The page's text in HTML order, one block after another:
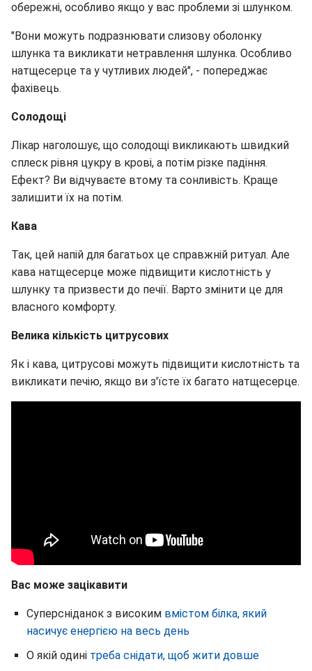
обережні, особливо якщо у вас проблеми зі шлунком.
"Вони можуть подразнювати слизову оболонку
шлунка та викликати нетравлення шлунка. Особливо
натщесерце та у чутливих людей", - попереджає
фахівець.
Солодощі
Лікар наголошує, що солодощі викликають швидкий
сплеск рівня цукру в крові, а потім різке падіння.
Ефект? Ви відчуваєте втому та сонливість. Краще
залишити їх на потім.
Кава
Так, цей напій для багатьох це справжній ритуал. Але
кава натщесерце може підвищити кислотність у
шлунку та призвести до печії. Варто змінити це для
власного комфорту.
Велика кількість цитрусових
Як і кава, цитрусові можуть підвищити кислотність та
викликати печію, якщо ви з'їсте їх багато натщесерце.
Вас може зацікавити
Суперсніданок з високим вмістом білка, який
насичує енергією на весь день
О якій одині треба снідати, щоб жити довше